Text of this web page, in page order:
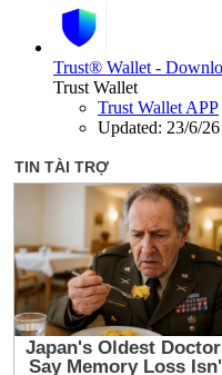
Trust® Wallet -
Trust Wallet
Trust Wallet APP
Updated: 23/6/26